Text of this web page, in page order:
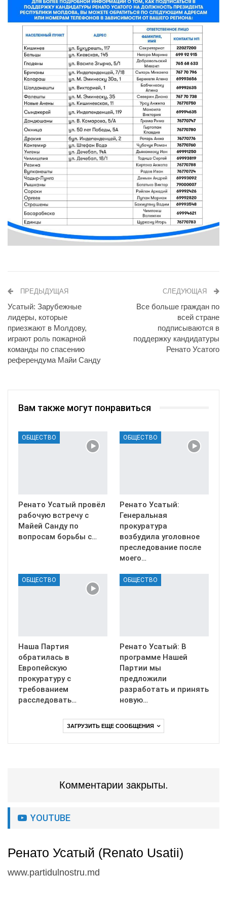
ПРЕДЫДУЩАЯ
Усатый: Зарубежные
лидеры, которые
приезжают в Молдову,
играют роль пожарной
команды по спасению
референдума Майи Санду
СЛЕДУЮЩАЯ
Все больше граждан по
всей стране
подписываются в
поддержку кандидатуры
Ренато Усатого
Вам также могут понравиться
ОБЩЕСТВО
Ренато Усатый провёл
рабочую встречу с
Майей Санду по
вопросам борьбы с…
ОБЩЕСТВО
Ренато Усатый:
Генеральная
прокуратура
возбудила уголовное
преследование после
моего…
ОБЩЕСТВО
Наша Партия
обратилась в
Европейскую
прокуратуру с
требованием
расследовать…
ОБЩЕСТВО
Ренато Усатый: В
программе Нашей
Партии мы
предложили
разработать и принять
новую…
ЗАГРУЗИТЬ ЕЩЕ СООБЩЕНИЯ
Комментарии закрыты.
YOUTUBE
Ренато Усатый (Renato Usatii)
www.partidulnostru.md